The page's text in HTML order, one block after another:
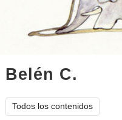
Belén C.
Todos los contenidos